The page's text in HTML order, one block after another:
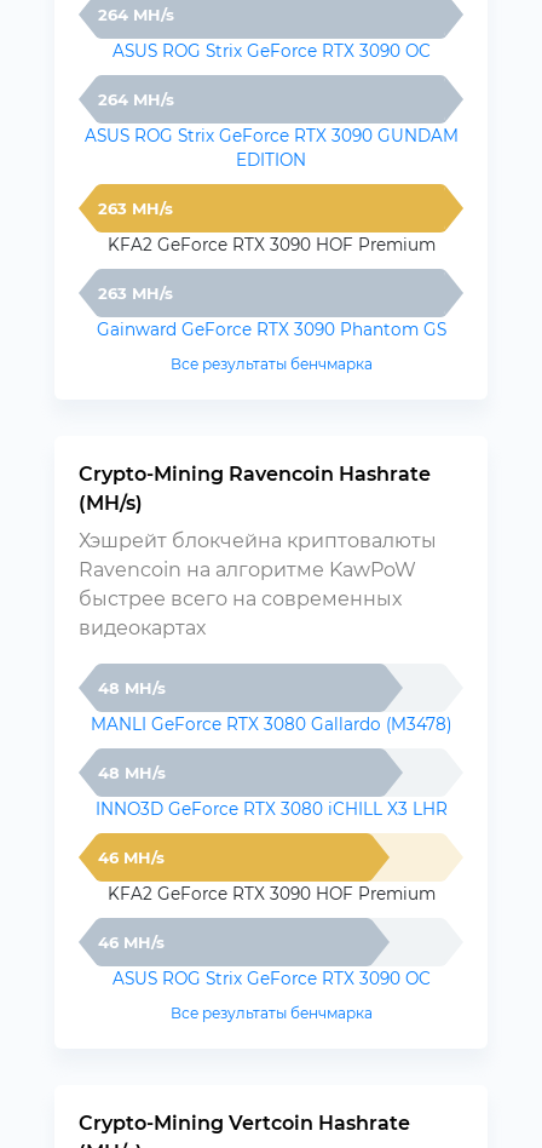
264 MH/s
ASUS ROG Strix GeForce RTX 3090 OC
264 MH/s
ASUS ROG Strix GeForce RTX 3090 GUNDAM
EDITION
263 MH/s
KFA2 GeForce RTX 3090 HOF Premium
263 MH/s
Gainward GeForce RTX 3090 Phantom GS
Все результаты бенчмарка
Crypto-Mining Ravencoin Hashrate
(MH/s)
Хэшрейт блокчейна криптовалюты
Ravencoin на алгоритме KawPoW
быстрее всего на современных
видеокартах
48 MH/s
MANLI GeForce RTX 3080 Gallardo (M3478)
48 MH/s
INNO3D GeForce RTX 3080 iCHILL X3 LHR
46 MH/s
KFA2 GeForce RTX 3090 HOF Premium
46 MH/s
ASUS ROG Strix GeForce RTX 3090 OC
Все результаты бенчмарка
Crypto-Mining Vertcoin Hashrate